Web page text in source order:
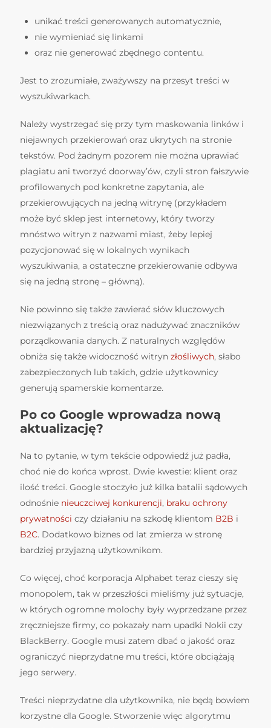
unikać treści generowanych automatycznie,
nie wymieniać się linkami
oraz nie generować zbędnego contentu.
Jest to zrozumiałe, zważywszy na przesyt treści w
wyszukiwarkach.
Należy wystrzegać się przy tym maskowania linków i
niejawnych przekierowań oraz ukrytych na stronie
tekstów. Pod żadnym pozorem nie można uprawiać
plagiatu ani tworzyć doorway’ów, czyli stron fałszywie
profilowanych pod konkretne zapytania, ale
przekierowujących na jedną witrynę (przykładem
może być sklep jest internetowy, który tworzy
mnóstwo witryn z nazwami miast, żeby lepiej
pozycjonować się w lokalnych wynikach
wyszukiwania, a ostateczne przekierowanie odbywa
się na jedną stronę – główną).
Nie powinno się także zawierać słów kluczowych
niezwiązanych z treścią oraz nadużywać znaczników
porządkowania danych. Z naturalnych względów
obniża się także widoczność witryn złośliwych, słabo
zabezpieczonych lub takich, gdzie użytkownicy
generują spamerskie komentarze.
Po co Google wprowadza nową
aktualizację?
Na to pytanie, w tym tekście odpowiedź już padła,
choć nie do końca wprost. Dwie kwestie: klient oraz
ilość treści. Google stoczyło już kilka batalii sądowych
odnośnie nieuczciwej konkurencji, braku ochrony
prywatności czy działaniu na szkodę klientom B2B i
B2C. Dodatkowo biznes od lat zmierza w stronę
bardziej przyjazną użytkownikom.
Co więcej, choć korporacja Alphabet teraz cieszy się
monopolem, tak w przeszłości mieliśmy już sytuacje,
w których ogromne molochy były wyprzedzane przez
zręczniejsze firmy, co pokazały nam upadki Nokii czy
BlackBerry. Google musi zatem dbać o jakość oraz
ograniczyć nieprzydatne mu treści, które obciążają
jego serwery.
Treści nieprzydatne dla użytkownika, nie będą bowiem
korzystne dla Google. Stworzenie więc algorytmu